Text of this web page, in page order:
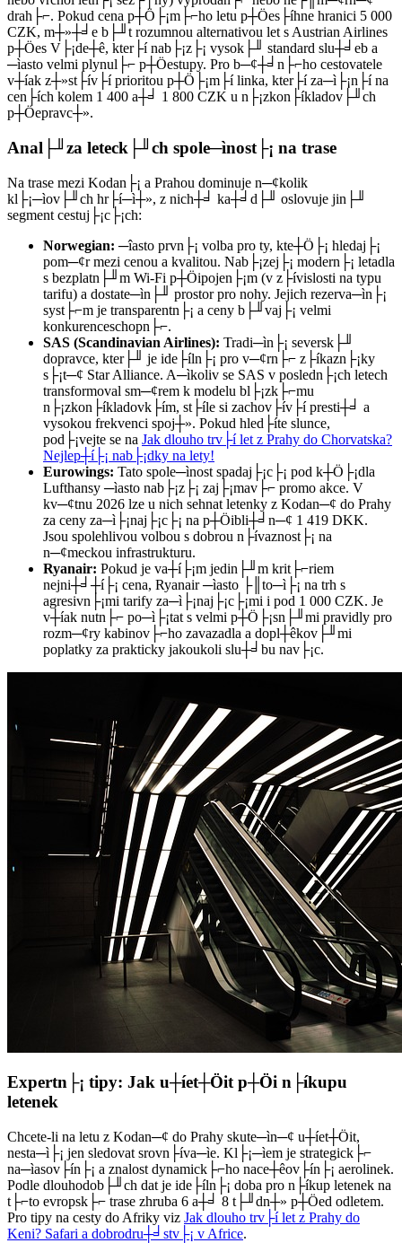
drah├⌐. Pokud cena p┼Ö├¡m├⌐ho letu p┼Öes├íhne hranici 5 000
CZK, m┼»┼╛e b├╜t rozumnou alternativou let s Austrian Airlines
p┼Öes V├¡de┼ê, kter├í nab├¡z├¡ vysok├╜ standard slu┼╛eb a
─ìasto velmi plynul├⌐ p┼Öestupy. Pro b─¢┼╛n├⌐ho cestovatele
v┼íak z┼»st├ív├í prioritou p┼Ö├¡m├í linka, kter├í za─ì├¡n├í na
cen├ích kolem 1 400 a┼╛ 1 800 CZK u n├¡zkon├íkladov├╜ch
p┼Öepravc┼».
Anal├╜za leteck├╜ch spole─ìnost├¡ na trase
Na trase mezi Kodan├¡ a Prahou dominuje n─¢kolik
kl├¡─ìov├╜ch hr├í─ì┼», z nich┼╛ ka┼╛d├╜ oslovuje jin├╜
segment cestuj├¡c├¡ch:
Norwegian: ─îasto prvn├¡ volba pro ty, kte┼Ö├¡ hledaj├¡
pom─¢r mezi cenou a kvalitou. Nab├¡zej├¡ modern├¡ letadla
s bezplatn├╜m Wi-Fi p┼Öipojen├¡m (v z├ívislosti na typu
tarifu) a dostate─ìn├╜ prostor pro nohy. Jejich rezerva─ìn├¡
syst├⌐m je transparentn├¡ a ceny b├╜vaj├¡ velmi
konkurenceschopn├⌐.
SAS (Scandinavian Airlines): Tradi─ìn├¡ seversk├╜
dopravce, kter├╜ je ide├íln├¡ pro v─¢rn├⌐ z├íkazn├¡ky
s├¡t─¢ Star Alliance. A─ìkoliv se SAS v posledn├¡ch letech
transformoval sm─¢rem k modelu bl├¡zk├⌐mu
n├¡zkon├íkladovk├ím, st├íle si zachov├ív├í presti┼╛ a
vysokou frekvenci spoj┼». Pokud hled├íte slunce,
pod├¡vejte se na Jak dlouho trv├í let z Prahy do Chorvatska?
Nejlep┼í├¡ nab├¡dky na lety!
Eurowings: Tato spole─ìnost spadaj├¡c├¡ pod k┼Ö├¡dla
Lufthansy ─ìasto nab├¡z├¡ zaj├¡mav├⌐ promo akce. V
kv─¢tnu 2026 lze u nich sehnat letenky z Kodan─¢ do Prahy
za ceny za─ì├¡naj├¡c├¡ na p┼Öibli┼╛n─¢ 1 419 DKK.
Jsou spolehlivou volbou s dobrou n├ívaznost├¡ na
n─¢meckou infrastrukturu.
Ryanair: Pokud je va┼í├¡m jedin├╜m krit├⌐riem
nejni┼╛┼í├¡ cena, Ryanair ─ìasto ├║to─ì├¡ na trh s
agresivn├¡mi tarify za─ì├¡naj├¡c├¡mi i pod 1 000 CZK. Je
v┼íak nutn├⌐ po─ì├¡tat s velmi p┼Ö├¡sn├╜mi pravidly pro
rozm─¢ry kabinov├⌐ho zavazadla a dopl┼êkov├╜mi
poplatky za prakticky jakoukoli slu┼╛bu nav├¡c.
Expertn├¡ tipy: Jak u┼íet┼Öit p┼Öi n├íkupu
letenek
Chcete-li na letu z Kodan─¢ do Prahy skute─ìn─¢ u┼íet┼Öit,
nesta─ì├¡ jen sledovat srovn├íva─ìe. Kl├¡─ìem je strategick├⌐
na─ìasov├ín├¡ a znalost dynamick├⌐ho nace┼êov├ín├¡ aerolinek.
Podle dlouhodob├╜ch dat je ide├íln├¡ doba pro n├íkup letenek na
t├⌐to evropsk├⌐ trase zhruba 6 a┼╛ 8 t├╜dn┼» p┼Öed odletem.
Pro tipy na cesty do Afriky viz Jak dlouho trv├í let z Prahy do
Keni? Safari a dobrodru┼╛stv├¡ v Africe.